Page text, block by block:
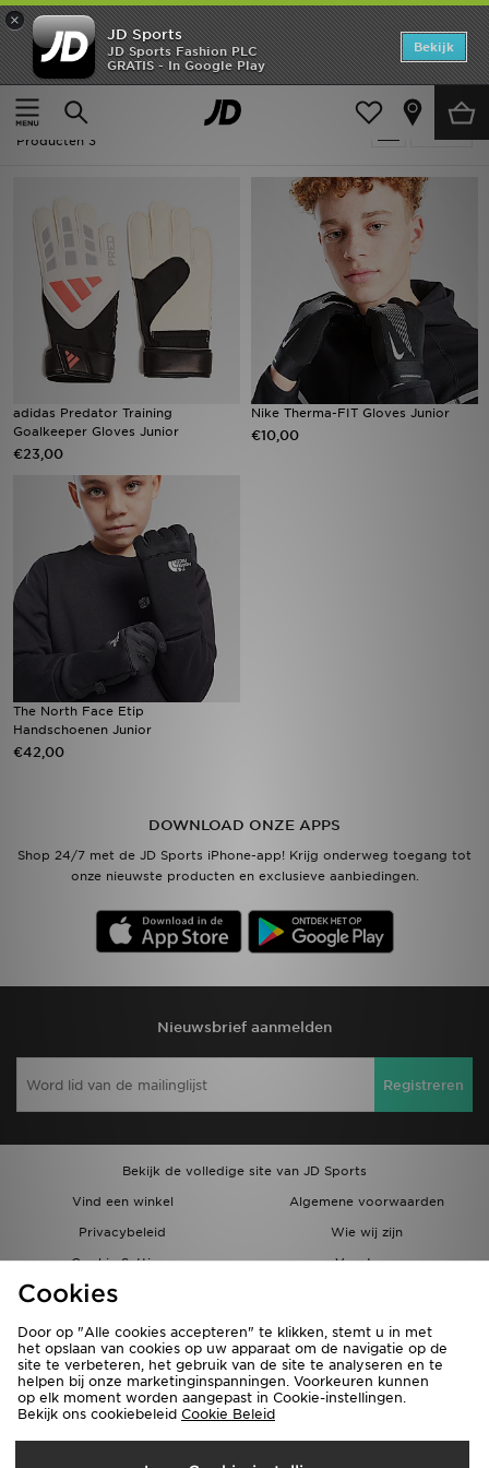
×
JD Sports
JD Sports Fashion PLC
GRATIS - In Google Play
Bekijk
Thuis
Kids Kinderaccessoires
Kinderaccessoires - Handschoenen
Producten 3
adidas Predator Training
Goalkeeper Gloves Junior
€23,00
Nike Therma-FIT Gloves Junior
€10,00
The North Face Etip
Handschoenen Junior
€42,00
DOWNLOAD ONZE APPS
Shop 24/7 met de JD Sports iPhone-app! Krijg onderweg toegang tot
onze nieuwste producten en exclusieve aanbiedingen.
Nieuwsbrief aanmelden
Registreren
Bekijk de volledige site van JD Sports
Vind een winkel
Algemene voorwaarden
Privacybeleid
Wie wij zijn
Cookie Settings
Vacatures
Bestellingen en Levering
Verzenden Naar
Home
Offers
New In
Dames
Kids
Collecties
Voetbal
Sports
Merken
Vind een winkel
Bestelling traceren
Mijn JD
Klantenservice
Download de app
Cookies
Door op "Alle cookies accepteren" te klikken, stemt u in met
het opslaan van cookies op uw apparaat om de navigatie op de
site te verbeteren, het gebruik van de site te analyseren en te
helpen bij onze marketinginspanningen. Voorkeuren kunnen
op elk moment worden aangepast in Cookie-instellingen.
Bekijk ons cookiebeleid Cookie Beleid